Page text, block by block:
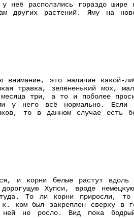
расползлись гораздо
других растений. Яму на
это наличие какой-
травка, зелёненький мох,
три, а то и поболее
него всё нормально. Если
то в данном случае есть
и корни белые растут вдоль
Хупси, вроде
То ли корни приросли,
ком был закреплен сверху в
ней не росло. Вид пока